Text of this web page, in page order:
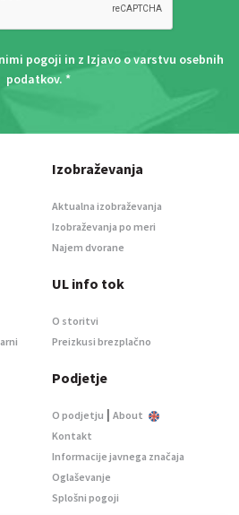
pogoji in z Izjavo o varstvu osebnih
podatkov. *
Izobraževanja
Aktualna izobraževanja
Izobraževanja po meri
Najem dvorane
UL info tok
O storitvi
Preizkusi brezplačno
Podjetje
O podjetju | About
Kontakt
Informacije javnega značaja
Oglaševanje
Splošni pogoji